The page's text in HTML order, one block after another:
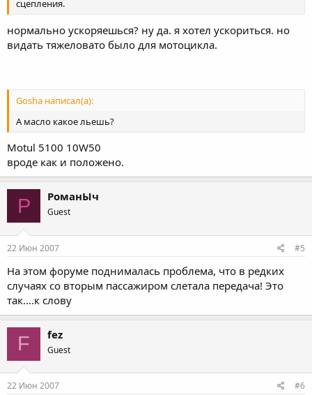
сцепления.
нормально ускоряешься? ну да. я хотел ускориться. но
видать тяжеловато было для мотоцикла.
Gosha написал(а):
А масло какое льешь?
Motul 5100 10W50
вроде как и положено.
Р РоманЫч
Guest
22 Июн 2007 #5
На этом форуме поднималась проблема, что в редких
случаях со вторым пассажиром слетала передача! Это
так....к слову
F fez
Guest
22 Июн 2007 #6